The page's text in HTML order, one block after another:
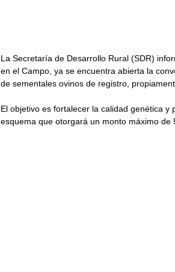
La Secretaría de Desarrollo Rural (SDR)
en el Campo, ya se encuentra abierta la
de sementales ovinos de registro,
El objetivo es fortalecer la calidad genética
esquema que otorgará un monto máximo de